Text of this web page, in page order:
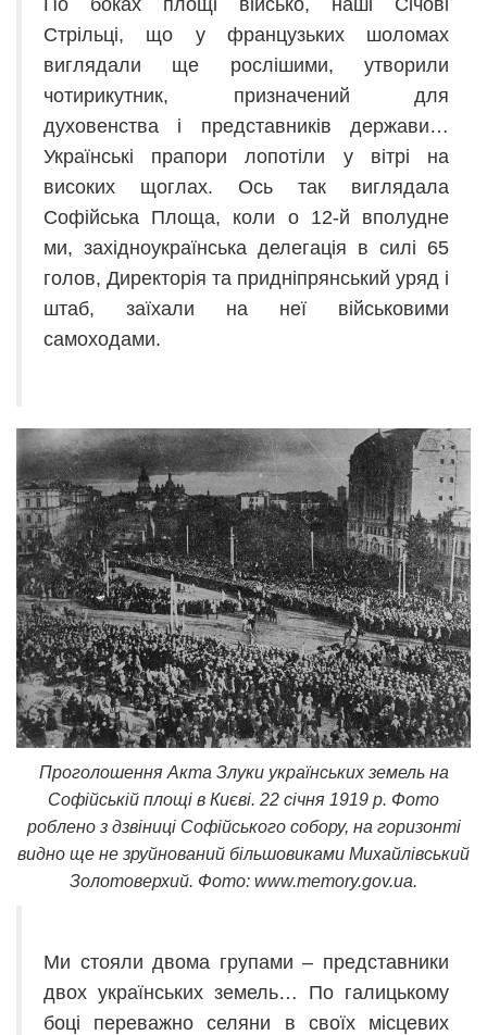
По боках площі військо, наші Січові
Стрільці, що у французьких шоломах
виглядали ще рослішими, утворили
чотирикутник, призначений для
духовенства і представників держави…
Українські прапори лопотіли у вітрі на
високих щоглах. Ось так виглядала
Софійська Площа, коли о 12-й вполудне
ми, західноукраїнська делегація в силі 65
голов, Директорія та придніпрянський уряд і
штаб, заїхали на неї військовими
самоходами.
Проголошення Акта Злуки українських земель на
Софійській площі в Києві. 22 січня 1919 р. Фото
роблено з дзвіниці Софійського собору, на горизонті
видно ще не зруйнований більшовиками Михайлівський
Золотоверхий. Фото: www.memory.gov.ua.
Ми стояли двома групами – представники
двох українських земель… По галицькому
боці переважно селяни в своїх місцевих